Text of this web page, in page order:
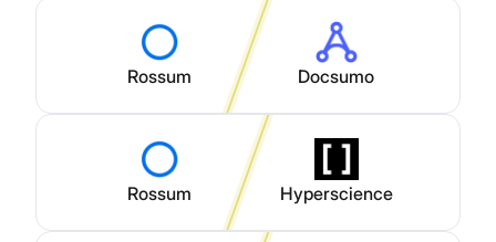
Rossum Docsumo
Rossum Hyperscience